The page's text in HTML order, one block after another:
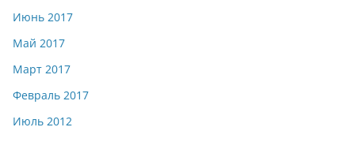
Июнь 2017
Май 2017
Март 2017
Февраль 2017
Июль 2012